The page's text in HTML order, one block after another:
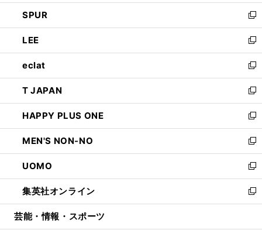
ウ
で
開
く
ン
ド
ウ
で
開
く
ウ
ィ
ン
ド
ウ
で
開
く
し
い
ウ
ィ
ン
ド
ウ
で
開
く
SPUR
新
し
い
ウ
ィ
ン
ド
ウ
で
開
く
LEE
新
し
い
ウ
ィ
ン
ド
ウ
で
開
く
eclat
新
し
い
ウ
ィ
ン
ド
ウ
で
開
く
T JAPAN
新
し
い
ウ
ィ
ン
ド
ウ
で
開
HAPPY PLUS ONE
新
し
い
ウ
ィ
ン
ド
ウ
MEN'S NON-NO
新
し
い
ウ
ィ
ン
UOMO
新
し
い
ウ
集英社オンライン
新
し
芸能・情報・スポーツ